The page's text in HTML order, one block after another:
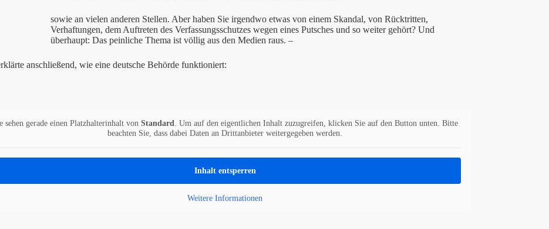
sowie an vielen anderen Stellen. Aber haben Sie irgendwo etwas von einem Skandal, von Rücktritten,
Verhaftungen, dem Auftreten des Verfassungsschutzes wegen eines Putsches und so weiter gehört? Und
überhaupt: Das peinliche Thema ist völlig aus den Medien raus. –
anschließend, wie eine deutsche Behörde funktioniert:
sehen gerade einen Platzhalterinhalt von Standard
. Um auf den eigentlichen Inhalt zuzugreifen, klicken Sie auf den Button unten. Bitte
beachten Sie, dass dabei Daten an Drittanbieter weitergegeben werden.
Inhalt entsperren
Weitere Informationen